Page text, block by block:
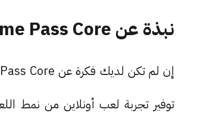
نبذة عن Xbox Game Pass Core